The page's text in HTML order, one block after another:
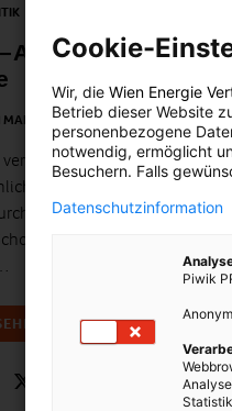
Altlasten aus der
MARTINA LIEL
sind, können
Nahrungskette
die Tiefsee. Die
vor Jahrzehnten
Cookie-
Wir, die Wien Energie
Betrieb dieser Website
personenbezogene
notwendig, ermöglicht
Besuchern. Falls
Datenschutzinformation
Piwik